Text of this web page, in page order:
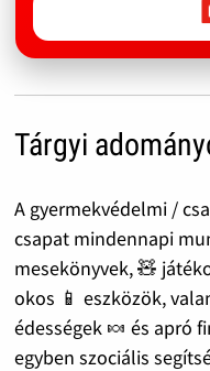
Tárgyi
A gyermekvédelmi /
csapat mindennapi
mesekönyvek, 🧸
okos 📱 eszközök,
édességek 🍬 és apró
egyben szociális